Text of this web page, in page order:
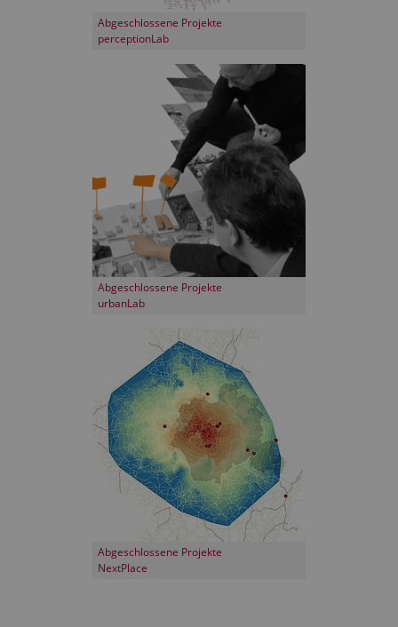
Abgeschlossene Projekte
perceptionLab
Abgeschlossene Projekte
urbanLab
Abgeschlossene Projekte
NextPlace